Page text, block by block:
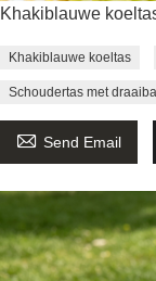
Khakiblauwe
Khakiblauwe koeltas
Schoudertas met
 Send Email